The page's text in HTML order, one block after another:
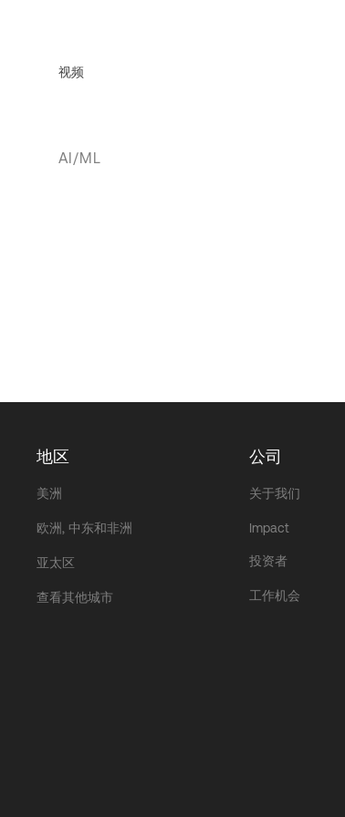
视频
AI/ML
地区
美洲
欧洲, 中东和非洲
亚太区
查看其他城市
公司
关于我们
Impact
投资者
工作机会